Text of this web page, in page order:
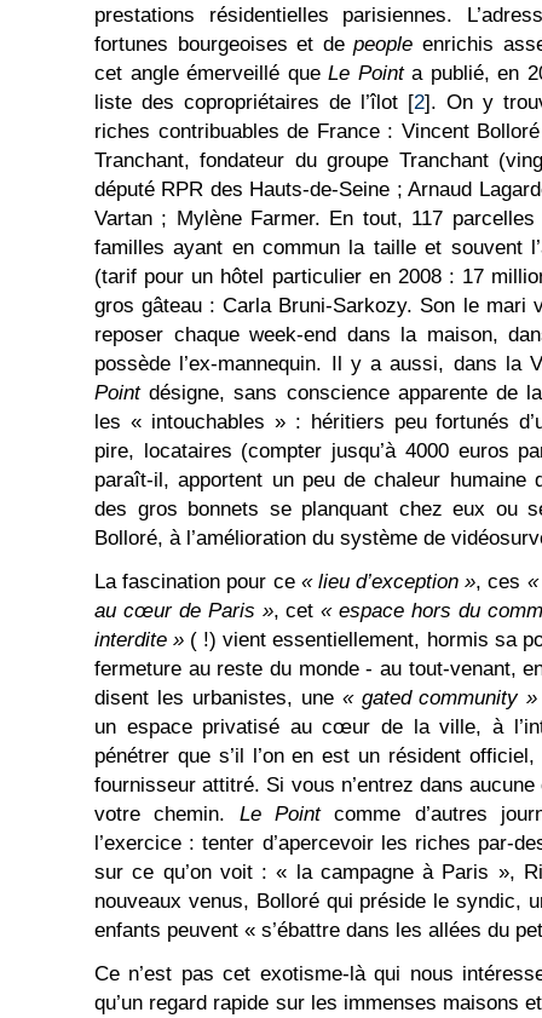
prestations résidentielles parisiennes.
fortunes bourgeoises et depeople enrichis
cet angle émerveillé queLe Pointa publié, en
liste des copropriétaires de l’îlot [2]. On y
riches contribuables de France : Vincent
Tranchant, fondateur du groupe Tranchant
député RPR des Hauts-de-Seine ; Arnaud
Vartan ; Mylène Farmer. En tout, 117
familles ayant en commun la taille et souvent
(tarif pour un hôtel particulier en 2008 : 17
gros gâteau : Carla Bruni-Sarkozy. Son le mari
reposer chaque week-end dans la maison,
possède l’ex-mannequin. Il y a aussi, dans la
Pointdésigne, sans conscience apparente de
les « intouchables » : héritiers peu fortunés
pire, locataires (compter jusqu’à 4000 euros
paraît-il, apportent un peu de chaleur humaine
des gros bonnets se planquant chez eux ou
Bolloré, à l’amélioration du système de
La fascination pour ce « lieu d’exception », ces
au cœur de Paris », cet« espace hors du
interdite » ( !) vient essentiellement, hormis sa
fermeture au reste du monde - au tout-venant,
disent les urbanistes, une « gated community »
un espace privatisé au cœur de la ville, à
pénétrer que s’il l’on en est un résident
fournisseur attitré. Si vous n’entrez dans
votre chemin. Le Pointcomme d’autres
l’exercice : tenter d’apercevoir les riches par-
sur ce qu’on voit : « la campagne à Paris »,
nouveaux venus, Bolloré qui préside le syndic,
enfants peuvent « s’ébattre dans les allées du
Ce n’est pas cet exotisme-là qui nous
qu’un regard rapide sur les immenses maisons